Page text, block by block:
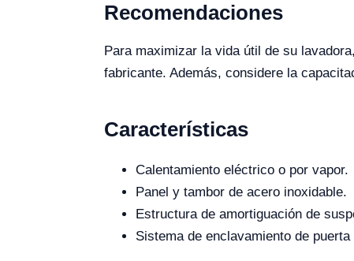
Recomendaciones
Para maximizar la vida útil de su
fabricante. Además, considere la
Características
Calentamiento eléctrico o por vapor.
Panel y tambor de acero inoxidable.
Estructura de amortiguación de
Sistema de enclavamiento de puerta